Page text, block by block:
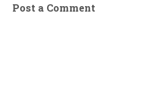
Post a Comment